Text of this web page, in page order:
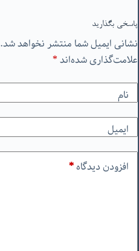
پاسخی بگذارید
نشانی ایمیل شما منتشر نخواهد شد.
علامت‌گذاری شده‌اند*
نام
ایمیل
افزودن دیدگاه*